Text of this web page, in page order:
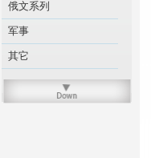
俄文系列
军事
其它